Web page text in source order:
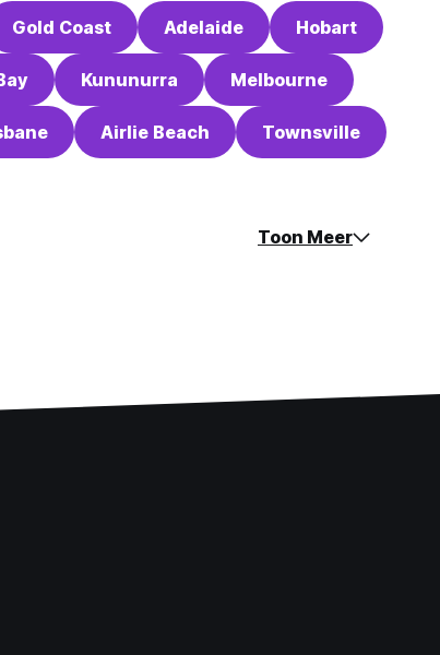
Gold Coast Adelaide Hobart
Kununurra Melbourne
Airlie Beach Townsville
Toon Meer